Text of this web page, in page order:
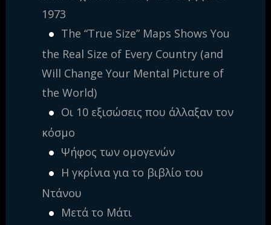
1973
The “True Size” Maps Shows You
the Real Size of Every Country (and
Will Change Your Mental Picture of
the World)
Οι 10 εξισώσεις που άλλαξαν τον
κόσμο
Ψήφος των ομογενών
Η γκρίνια για το βιβλίο του
Ντάνου
Μετά το Μάτι